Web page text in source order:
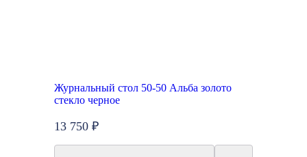
Журнальный стол 50-50 Альба золото
стекло черное
13 750 ₽